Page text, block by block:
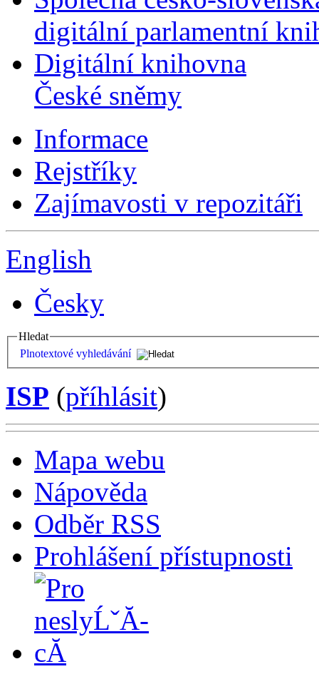
digitální parlamentní
Digitální knihovna
České sněmy
Informace
Rejstříky
Zajímavosti v repozitáři
English
Česky
Hledat
Plnotextové vyhledávání
ISP (příhlásit)
Mapa webu
Nápověda
Odběr RSS
Prohlášení přístupnosti